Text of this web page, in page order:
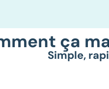
ça
Simple,